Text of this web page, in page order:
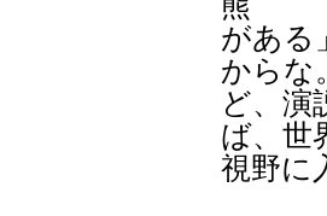
がある
からな
ど、演
ば、世
視野に